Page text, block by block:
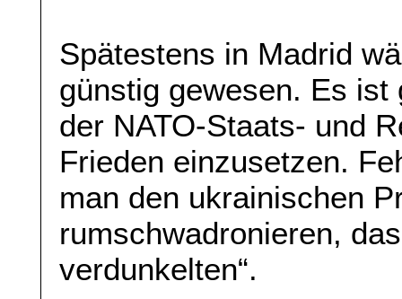
Spätestens in Madrid
günstig gewesen. Es
der NATO-Staats- und
Frieden einzusetzen.
man den ukrainischen
rumschwadronieren,
verdunkelten“.